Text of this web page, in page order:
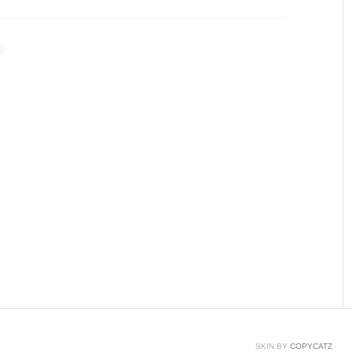
네요 ㅎㅎ 키감은 여타 레오폴드 청축이랑 똑같습니
필코제품만 사용하였는데,이제는 레오폴드 제품이 더
SKIN BY COPYCATZ